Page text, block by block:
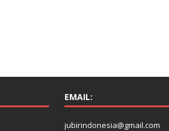
EMAIL:
jubirindonesia@gmail.com